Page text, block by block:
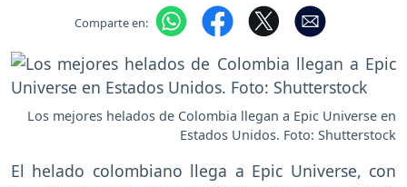
Comparte en:
Los mejores helados de Colombia llegan a Epic Universe en
Estados Unidos. Foto: Shutterstock
El helado colombiano llega a Epic Universe, con